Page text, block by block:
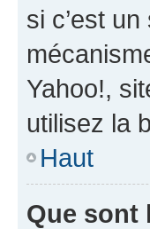
si c’est
Yahoo!,
utilisez la
Haut
Que sont